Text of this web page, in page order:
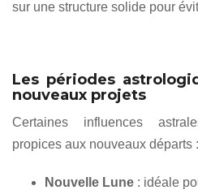
sur une structure solide pour
Les périodes
nouveaux projets
Certaines influences
propices aux nouveaux départs :
Nouvelle Lune : idéale